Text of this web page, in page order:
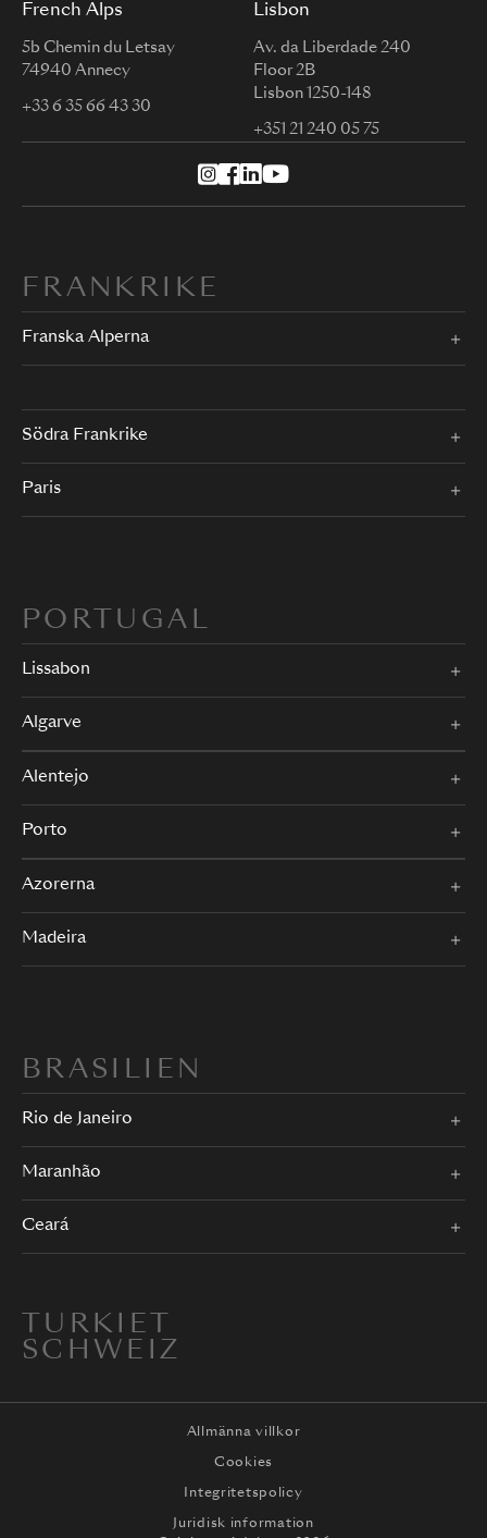
French Alps
5b Chemin du Letsay
74940 Annecy
+33 6 35 66 43 30
Lisbon
Av. da Liberdade 240
Floor 2B
Lisbon 1250-148
+351 21 240 05 75
FRANKRIKE
Franska Alperna
Södra Frankrike
Paris
PORTUGAL
Lissabon
Algarve
Alentejo
Porto
Azorerna
Madeira
BRASILIEN
Rio de Janeiro
Maranhão
Ceará
TURKIET
SCHWEIZ
Allmänna villkor
Cookies
Integritetspolicy
Juridisk information